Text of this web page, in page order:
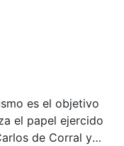
es el objetivo
el papel ejercido
de Corral y